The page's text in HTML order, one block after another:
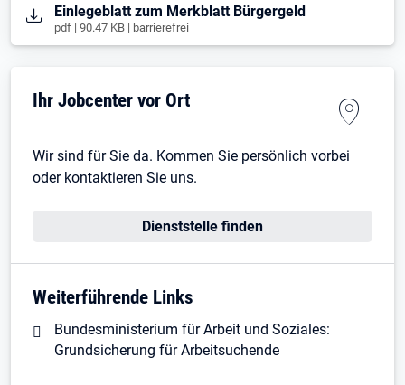
Öffnet in neuem Tab
Einlegeblatt zum Merkblatt Bürgergeld
pdf | 90.47 KB | barrierefrei
Ihr Jobcenter vor Ort
Wir sind für Sie da. Kommen Sie persönlich vorbei
oder kontaktieren Sie uns.
Dienststelle finden
Weiterführende Links
Bundesministerium für Arbeit und Soziales:
Grundsicherung für Arbeitsuchende